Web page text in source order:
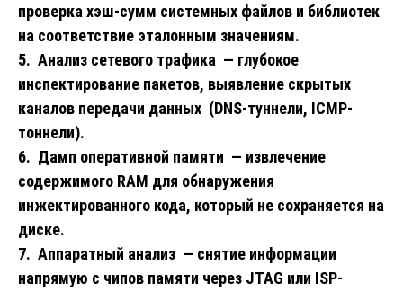
проверка хэш-сумм системных файлов и библиотек
на соответствие эталонным значениям.
5. Анализ сетевого трафика — глубокое
инспектирование пакетов, выявление скрытых
каналов передачи данных (DNS-туннели, ICMP-
тоннели).
6. Дамп оперативной памяти — извлечение
содержимого RAM для обнаружения
инжектированного кода, который не сохраняется на
диске.
7. Аппаратный анализ — снятие информации
напрямую с чипов памяти через JTAG или ISP-